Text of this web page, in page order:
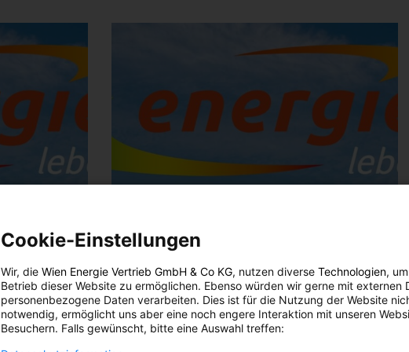
Cookie-Einstellungen
Wir, die Wien Energie Vertrieb GmbH & Co KG, nutzen diverse Technologien,
Betrieb dieser Website zu ermöglichen. Ebenso würden wir gerne mit externen
personenbezogene Daten verarbeiten. Dies ist für die Nutzung der Website
notwendig, ermöglicht uns aber eine noch engere Interaktion mit unseren
Besuchern. Falls gewünscht, bitte eine Auswahl treffen: